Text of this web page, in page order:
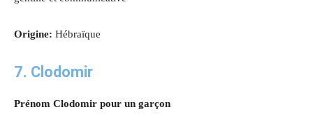
Origine: Hébraïque
7. Clodomir
Prénom Clodomir pour un garçon